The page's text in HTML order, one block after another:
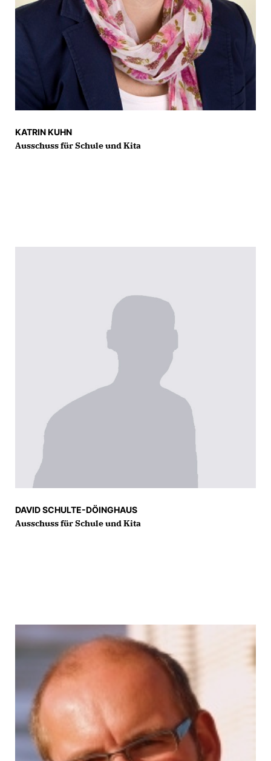
KATRIN KUHN
Ausschuss für Schule und Kita
DAVID SCHULTE-DÖINGHAUS
Ausschuss für Schule und Kita